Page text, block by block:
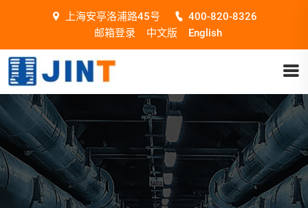
上海安亭洛浦路45号
400-820-8326
邮箱登录
中文版 English